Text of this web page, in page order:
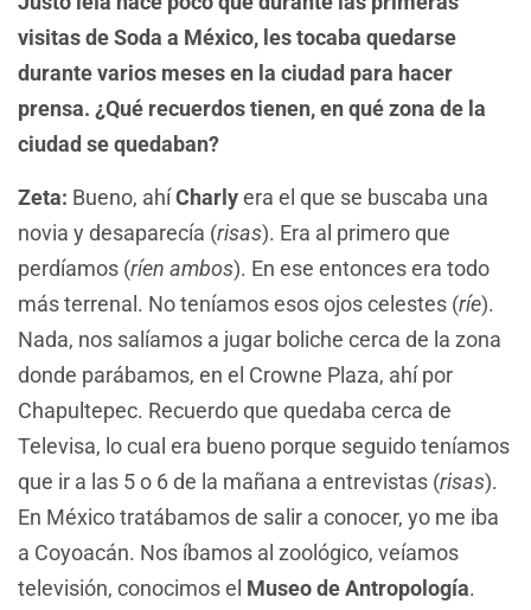
visitas de Soda a México, les tocaba quedarse
durante varios meses en la ciudad para hacer
prensa. ¿Qué recuerdos tienen, en qué zona de la
ciudad se quedaban?
Zeta: Bueno, ahíCharlyera el que se buscaba una
novia y desaparecía (risas). Era al primero que
perdíamos (ríen ambos). En ese entonces era todo
más terrenal. No teníamos esos ojos celestes (ríe).
Nada, nos salíamos a jugar boliche cerca de la zona
donde parábamos, en el Crowne Plaza, ahí por
Chapultepec. Recuerdo que quedaba cerca de
Televisa, lo cual era bueno porque seguido teníamos
que ir a las 5 o 6 de la mañana a entrevistas (risas).
En México tratábamos de salir a conocer, yo me iba
a Coyoacán. Nos íbamos al zoológico, veíamos
televisión, conocimos el Museo de Antropología.